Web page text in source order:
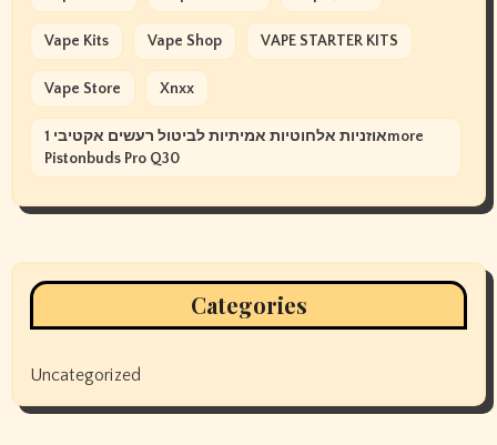
Vape Kits Vape Shop VAPE STARTER KITS
Vape Store Xnxx
אוזניות אלחוטיות אמיתיות לביטול רעשים אקטיבי 1more
Pistonbuds Pro Q30
Categories
Uncategorized